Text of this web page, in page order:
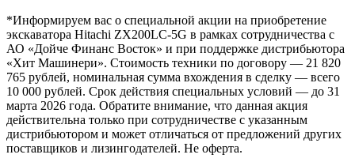
*Информируем вас о специальной акции на приобретение
экскаватора Hitachi ZX200LC-5G в рамках сотрудничества с
АО «Дойче Финанс Восток» и при поддержке дистрибьютора
«Хит Машинери». Стоимость техники по договору — 21 820
765 рублей, номинальная сумма вхождения в сделку — всего
10 000 рублей. Срок действия специальных условий — до 31
марта 2026 года. Обратите внимание, что данная акция
действительна только при сотрудничестве с указанным
дистрибьютором и может отличаться от предложений других
поставщиков и лизингодателей. Не оферта.